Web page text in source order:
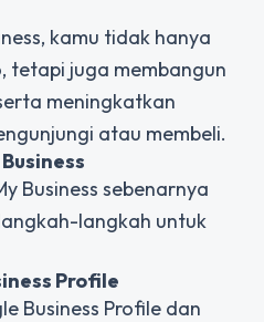
kamu tidak hanya
tetapi juga membangun
meningkatkan
atau membeli.
Business sebenarnya
langkah untuk
Profile
Business Profile dan